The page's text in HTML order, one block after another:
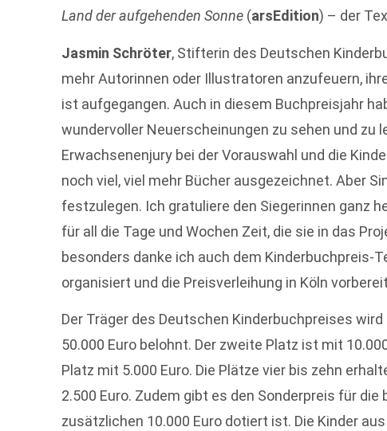
Land der aufgehenden Sonne (arsEdition) – der
Jasmin Schröter, Stifterin des Deutschen
mehr Autorinnen oder Illustratoren anzufeuern,
ist aufgegangen. Auch in diesem Buchpreisjahr
wundervoller Neuerscheinungen zu sehen und zu
Erwachsenenjury bei der Vorauswahl und die
noch viel, viel mehr Bücher ausgezeichnet. Aber
festzulegen. Ich gratuliere den Siegerinnen ganz
für all die Tage und Wochen Zeit, die sie in das
besonders danke ich auch dem Kinderbuchpreis-
organisiert und die Preisverleihung in Köln
Der Träger des Deutschen Kinderbuchpreises
50.000 Euro belohnt. Der zweite Platz ist mit
Platz mit 5.000 Euro. Die Plätze vier bis zehn
2.500 Euro. Zudem gibt es den Sonderpreis für
zusätzlichen 10.000 Euro dotiert ist. Die Kinder